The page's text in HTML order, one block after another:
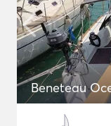
Beneteau